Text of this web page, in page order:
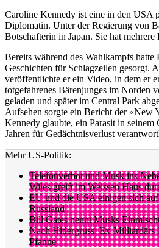
Caroline Kennedy ist eine in den USA
Diplomatin. Unter der Regierung von
Botschafterin in Japan. Sie hat
Bereits während des Wahlkampfs hatte
Geschichten für Schlagzeilen gesorgt.
veröffentlichte er ein Video, in dem er
totgefahrenes Bärenjunges im Norden
geladen und später im Central Park
Aufsehen sorgte ein Bericht der «New
Kennedy glaubte, ein Parasit in seinem
Jahren für Gedächtnisverlust
Mehr US-Politik:
Telefonverbot und Musk ins
Wiles greift im Weissen Haus
EU und die USA einigen sich
Russland
Bill Gates nennt Musks
Nach Hitlergruss: Ex-
Pfanne